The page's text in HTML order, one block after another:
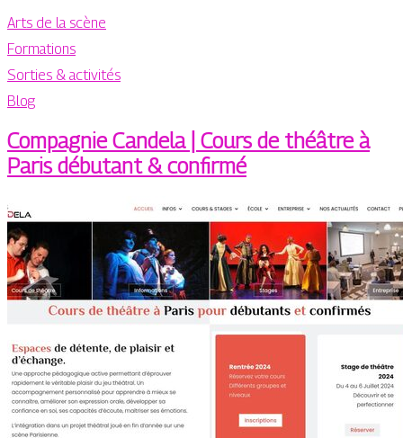
Arts de la scène
Formations
Sorties & activités
Blog
Compagnie Candela | Cours de théâtre à
Paris débutant & confirmé